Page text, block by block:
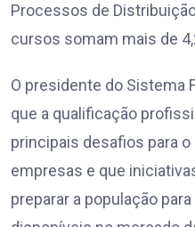
Processos de
cursos somam mais de
O presidente do Sistema
que a qualificação
principais desafios para
empresas e que
preparar a população